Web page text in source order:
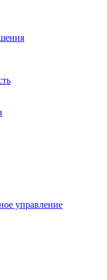
управление